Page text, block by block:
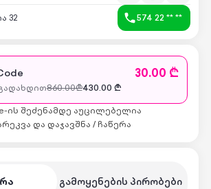
32 574 22 ** **
გამოყენების პირობები
30.00 ₾
860.00₾430.00 ₾
ის შეძენამდე აუცილებელია
და დაჯავშნა / ჩაწერა